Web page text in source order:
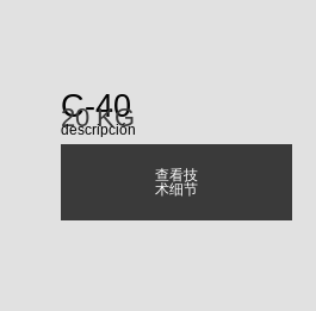
C-40
20 KG
descripción
查看技
术细节